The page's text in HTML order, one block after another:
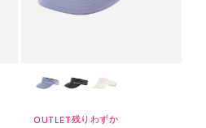
OUTLET残りわずか